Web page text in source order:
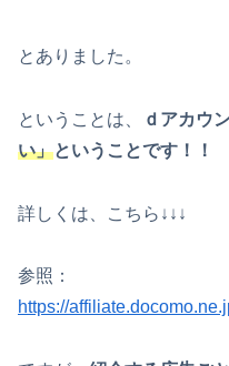
とありました。
ということは、 ｄアカウ
い」ということです！！
詳しくは、こちら↓↓↓
参照：
https://